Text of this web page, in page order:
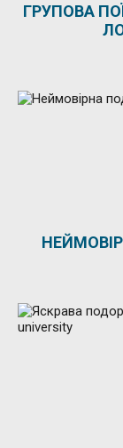
ГРУПОВА